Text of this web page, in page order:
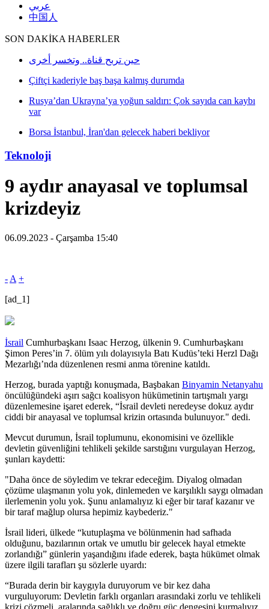
عربي
中国人
SON DAKİKA HABERLER
حين تربح قناة.. وتخسر أخرى
Çiftçi kaderiyle baş başa kalmış durumda
Rusya’dan Ukrayna’ya yoğun saldırı: Çok sayıda can kaybı
var
Borsa İstanbul, İran'dan gelecek haberi bekliyor
Teknoloji
9 aydır anayasal ve toplumsal
krizdeyiz
06.09.2023 - Çarşamba 15:40
- A +
[ad_1]
İsrail Cumhurbaşkanı Isaac Herzog, ülkenin 9. Cumhurbaşkanı
Şimon Peres’in 7. ölüm yılı dolayısıyla Batı Kudüs’teki Herzl Dağı
Mezarlığı’nda düzenlenen resmi anma törenine katıldı.
Herzog, burada yaptığı konuşmada, Başbakan Binyamin Netanyahu
öncülüğündeki aşırı sağcı koalisyon hükümetinin tartışmalı yargı
düzenlemesine işaret ederek, “İsrail devleti neredeyse dokuz aydır
ciddi bir anayasal ve toplumsal krizin ortasında bulunuyor." dedi.
Mevcut durumun, İsrail toplumunu, ekonomisini ve özellikle
devletin güvenliğini tehlikeli şekilde sarstığını vurgulayan Herzog,
şunları kaydetti:
"Daha önce de söyledim ve tekrar edeceğim. Diyalog olmadan
çözüme ulaşmanın yolu yok, dinlemeden ve karşılıklı saygı olmadan
ilerlemenin yolu yok. Şunu anlamalıyız ki eğer bir taraf kazanır ve
bir taraf mağlup olursa hepimiz kaybederiz."
İsrail lideri, ülkede “kutuplaşma ve bölünmenin had safhada
olduğunu, bazılarının ortak ve umutlu bir gelecek hayal etmekte
zorlandığı” günlerin yaşandığını ifade ederek, başta hükümet olmak
üzere ilgili tarafları şu sözlerle uyardı:
“Burada derin bir kaygıyla duruyorum ve bir kez daha
vurguluyorum: Devletin farklı organları arasındaki zorlu ve tehlikeli
krizi çözmeli, aralarında sağlıklı ve doğru güç dengesini kurmalıyız.